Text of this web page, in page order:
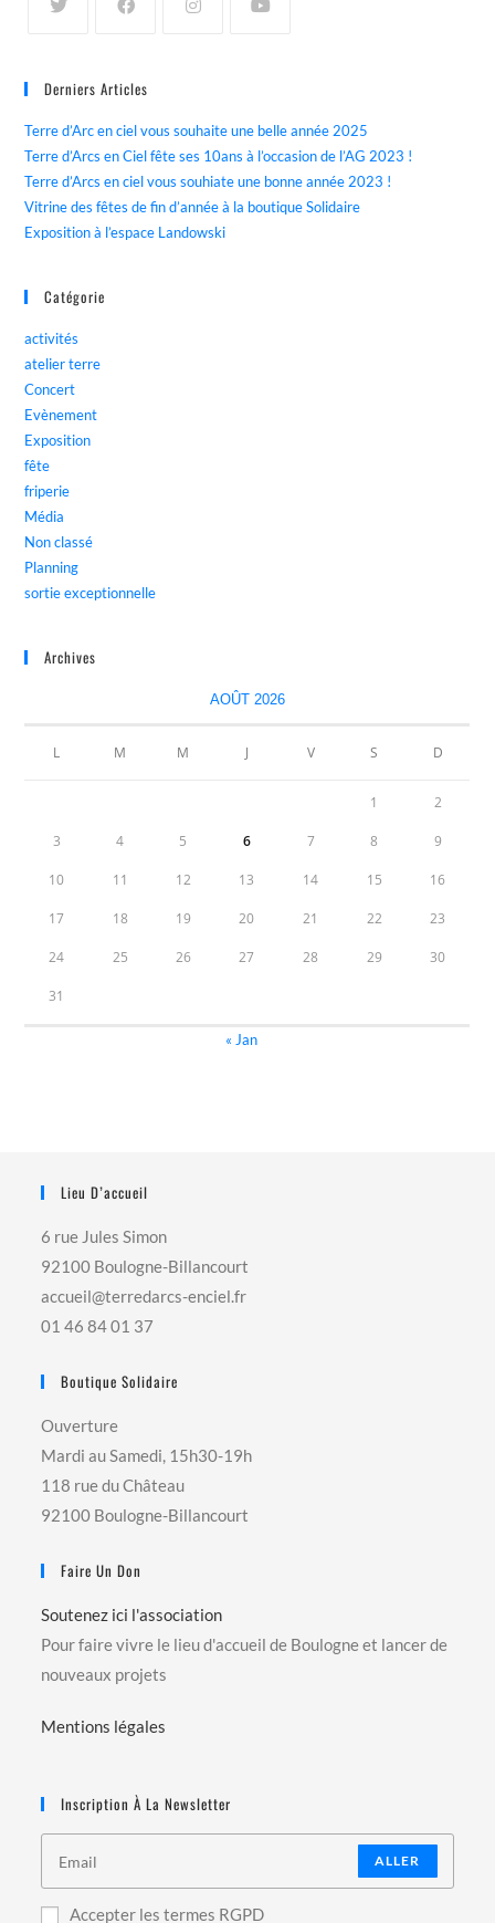
Derniers Articles
Terre d’Arc en ciel vous souhaite une belle année 2025
Terre d’Arcs en Ciel fête ses 10ans à l’occasion de l’AG 2023 !
Terre d’Arcs en ciel vous souhiate une bonne année 2023 !
Vitrine des fêtes de fin d’année à la boutique Solidaire
Exposition à l’espace Landowski
Catégorie
activités
atelier terre
Concert
Evènement
Exposition
fête
friperie
Média
Non classé
Planning
sortie exceptionnelle
Archives
AOÛT 2026
L M M J V S D
1 2
3 4 5 6 7 8 9
10 11 12 13 14 15 16
17 18 19 20 21 22 23
24 25 26 27 28 29 30
31
« Jan
Lieu D’accueil
6 rue Jules Simon
92100 Boulogne-Billancourt
accueil@terredarcs-enciel.fr
01 46 84 01 37
Boutique Solidaire
Ouverture
Mardi au Samedi, 15h30-19h
118 rue du Château
92100 Boulogne-Billancourt
Faire Un Don
Soutenez ici l'association
Pour faire vivre le lieu d'accueil de Boulogne et lancer de
nouveaux projets
Mentions légales
Inscription À La Newsletter
ALLER
Accepter les termes RGPD